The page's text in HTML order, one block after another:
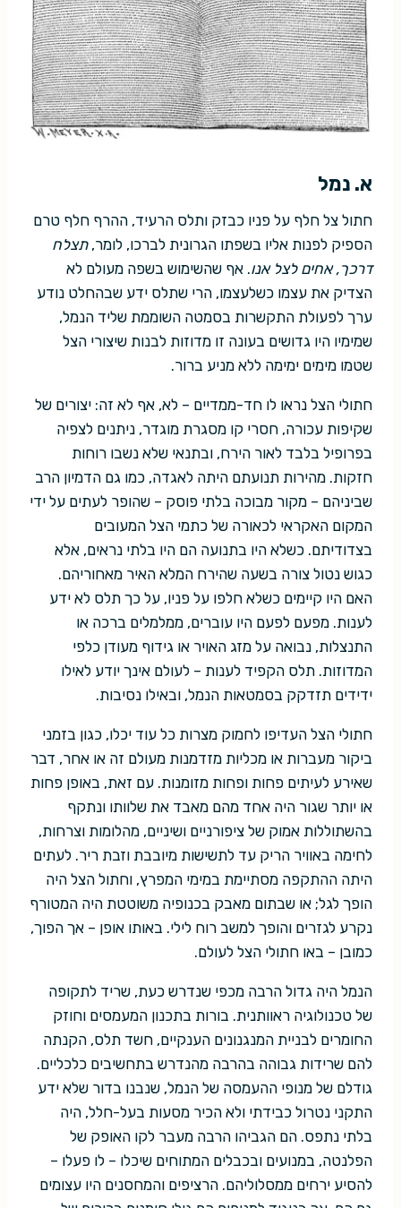
א. נמל
חתול צל חלף על פניו כבזק ותלס הרעיד, ההרף חלף טרם
הספיק לפנות אליו בשפתו הגרונית לברכו, לומר,תצלח
דרכך, אחים לצל אנו. אף שהשימוש בשפה מעולם לא
הצדיק את עצמו כשלעצמו, הרי שתלס ידע שבהחלט נודע
ערך לפעולת התקשרות בסמטה השוממת שליד הנמל,
שמימיו היו גדושים בעונה זו מדוזות לבנות שיצורי הצל
שטמו מימים ימימה ללא מניע ברור.
חתולי הצל נראו לו חד-ממדיים – לא, אף לא זה: יצורים של
שקיפות עכורה, חסרי קו מסגרת מוגדר, ניתנים לצפיה
בפרופיל בלבד לאור הירח, ובתנאי שלא נשבו רוחות
חזקות. מהירות תנועתם היתה לאגדה, כמו גם הדמיון הרב
שביניהם – מקור מבוכה בלתי פוסק – שהופר לעתים על ידי
המקום האקראי לכאורה של כתמי הצל המעובים
בצדודיתם. כשלא היו בתנועה הם היו בלתי נראים, אלא
כגוש נטול צורה בשעה שהירח המלא האיר מאחוריהם.
האם היו קיימים כשלא חלפו על פניו, על כך תלס לא ידע
לענות. מפעם לפעם היו עוברים, ממלמלים ברכה או
התנצלות, נבואה על מזג האויר או גידוף מעודן כלפי
המדוזות. תלס הקפיד לענות – לעולם אינך יודע לאילו
ידידים תזדקק בסמטאות הנמל, ובאילו נסיבות.
חתולי הצל העדיפו לחמוק מצרות כל עוד יכלו, כגון בזמני
ביקור מעברות או מכליות מזדמנות מעולם זה או אחר, דבר
שאירע לעיתים פחות ופחות מזומנות. עם זאת, באופן פחות
או יותר שגור היה אחד מהם מאבד את שלוותו ונתקף
בהשתוללות אמוק של ציפורניים ושיניים, מהלומות וצרחות,
לחימה באוויר הריק עד לתשישות מיובבת וזבת ריר. לעתים
היתה ההתקפה מסתיימת במימי המפרץ, וחתול הצל היה
הופך לגל; או שבתום מאבק בכנופיה משוטטת היה המטורף
נקרע לגזרים והופך למשב רוח לילי. באותו אופן – אך הפוך,
כמובן – באו חתולי הצל לעולם.
הנמל היה גדול הרבה מכפי שנדרש כעת, שריד לתקופה
של טכנולוגיה ראוותנית. בורות בתכנון המעמסים וחוזק
החומרים לבניית המנגנונים הענקיים, חשד תלס, הקנתה
להם שרידות גבוהה בהרבה מהנדרש בתחשיבים כלכליים.
גודלם של מנופי ההעמסה של הנמל, שנבנו בדור שלא ידע
התקני נטרול כבידתי ולא הכיר מסעות בעל-חלל, היה
בלתי נתפס. הם הגביהו הרבה מעבר לקו האופק של
הפלנטה, במנועים ובכבלים המתוחים שיכלו – לו פעלו –
להסיע ירחים ממסלוליהם. הרציפים והמחסנים היו עצומים